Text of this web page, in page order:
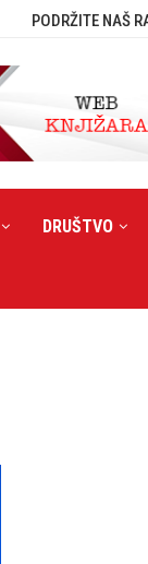
PODRŽITE NAŠ
DRUŠTVO